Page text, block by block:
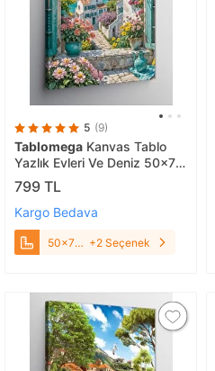
5 (9)
Tablomega Kanvas Tablo
Yazlık Evleri Ve Deniz 50x70
cm
799 TL
Kargo Bedava
50x70
+2 Seçenek